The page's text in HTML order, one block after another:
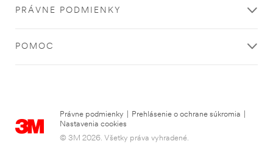
PRÁVNE PODMIENKY
POMOC
Právne podmienky Prehlásenie o ochrane súkromia
Nastavenia cookies
© 3M 2026. Všetky práva vyhradené.